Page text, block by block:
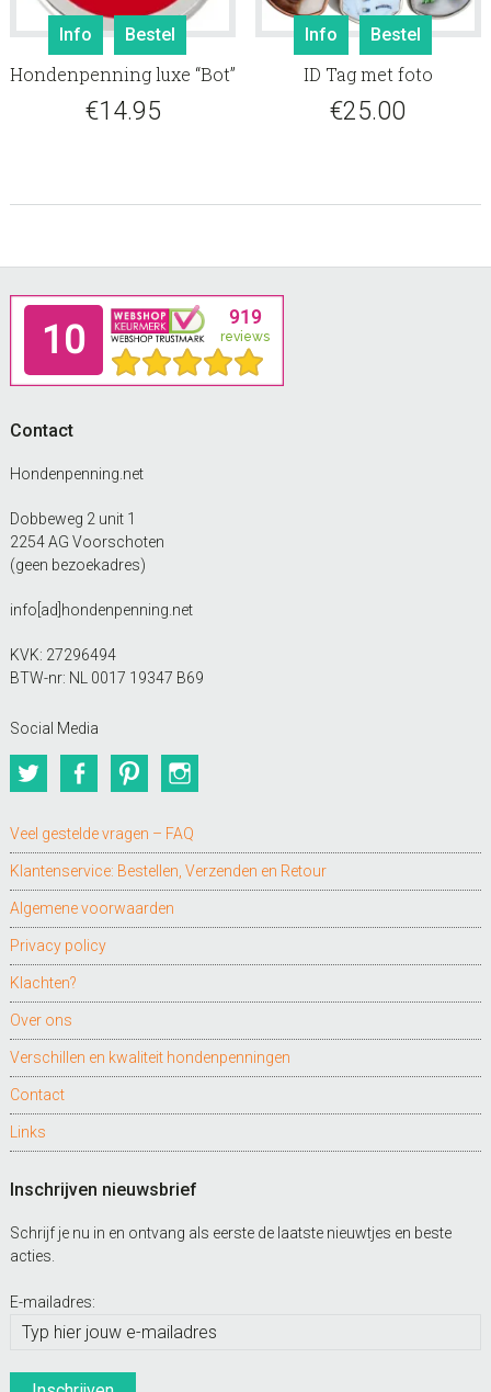
Info Bestel
Hondenpenning luxe “Bot”
€14.95
Info Bestel
ID Tag met foto
€25.00
Footer
Contact
Hondenpenning.net
Dobbeweg 2 unit 1
2254 AG Voorschoten
(geen bezoekadres)
info[ad]hondenpenning.net
KVK: 27296494
BTW-nr: NL 0017 19347 B69
Social Media
TwitterFacebookPinterest
Veel gestelde vragen – FAQ
Klantenservice: Bestellen, Verzenden en Retour
Algemene voorwaarden
Privacy policy
Klachten?
Over ons
Verschillen en kwaliteit hondenpenningen
Contact
Links
Inschrijven nieuwsbrief
Schrijf je nu in en ontvang als eerste de laatste nieuwtjes en beste
acties.
E-mailadres: